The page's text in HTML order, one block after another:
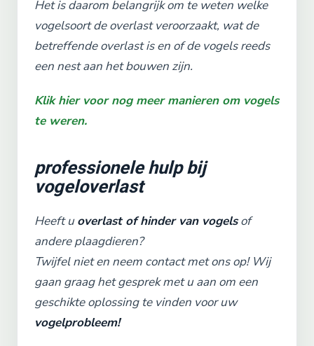
Het is daarom belangrijk om te weten welke
vogelsoort de overlast veroorzaakt, wat de
betreffende overlast is en of de vogels reeds
een nest aan het bouwen zijn.
Klik hier voor nog meer manieren om vogels
te weren.
professionele hulp bij
vogeloverlast
Heeft uoverlast of hinder van vogelsof
andere plaagdieren?
Twijfel niet en neem contact met ons op! Wij
gaan graag het gesprek met u aan om een
geschikte oplossing te vinden voor uw
vogelprobleem!